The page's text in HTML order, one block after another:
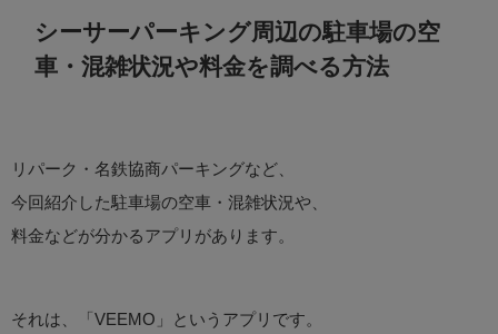
シーサーパーキング周辺の駐車場の空
車・混雑状況や料金を調べる方法
リパーク・名鉄協商パーキングなど、
今回紹介した駐車場の空車・混雑状況や、
料金などが分かるアプリがあります。
それは、「VEEMO」というアプリです。